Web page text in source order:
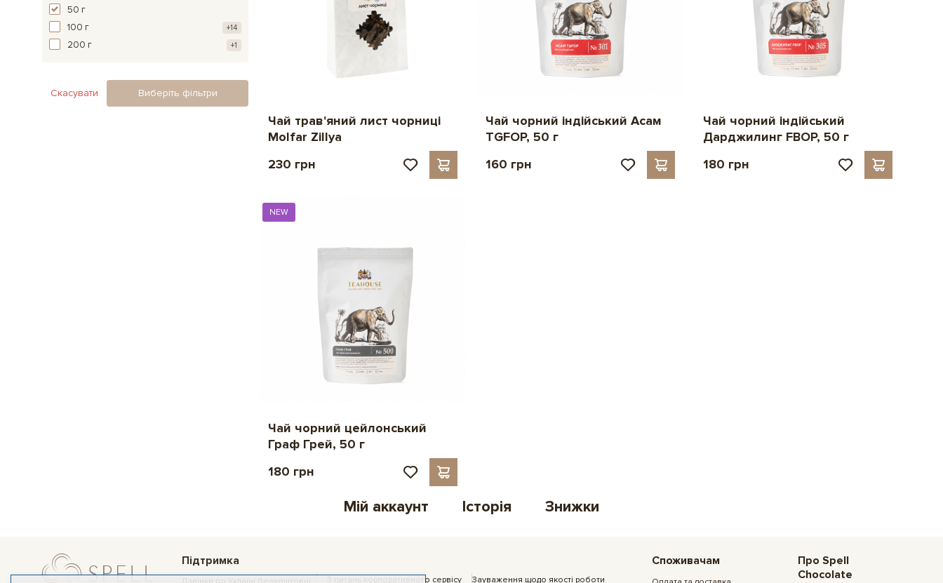
50 г
100 г
+14
200 г +1
Скасувати Виберіть фільтри
Чай трав'яний лист чорниці
Molfar Zillya
230 грн
Чай чорний індійський Асам
TGFOP, 50 г
160 грн
Чай чорний індійський
Дарджилинг FBOP, 50 г
180 грн
NEW
Чай чорний цейлонський
Граф Грей, 50 г
180 грн
Мій аккаунт Історія Знижки
Підтримка
З питань корпоративного сервісу Зауваження щодо якості роботи
Споживачам
Про Spell
Chocolate